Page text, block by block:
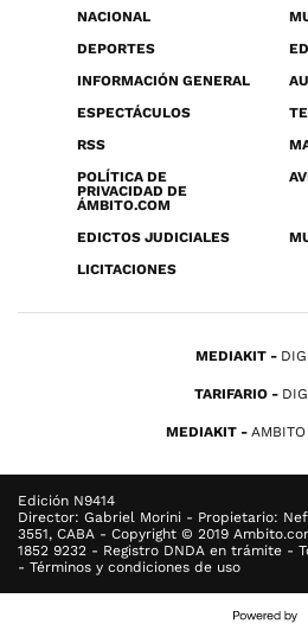
NACIONAL
DEPORTES
INFORMACIÓN GENERAL
ESPECTÁCULOS
RSS
POLÍTICA DE
PRIVACIDAD DE
ÁMBITO.COM
EDICTOS JUDICIALES
LICITACIONES
MEDIAKIT
TARIFARIO
MEDIAKIT
Edición N9414
Director: Gabriel Morini - Propietario:
3551, CABA - Copyright © 2019
1852 9232 - Registro DNDA en trámite -
- Términos y condiciones de uso